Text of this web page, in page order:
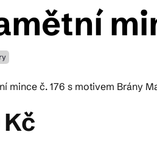
mince č. 176 s motivem Brány